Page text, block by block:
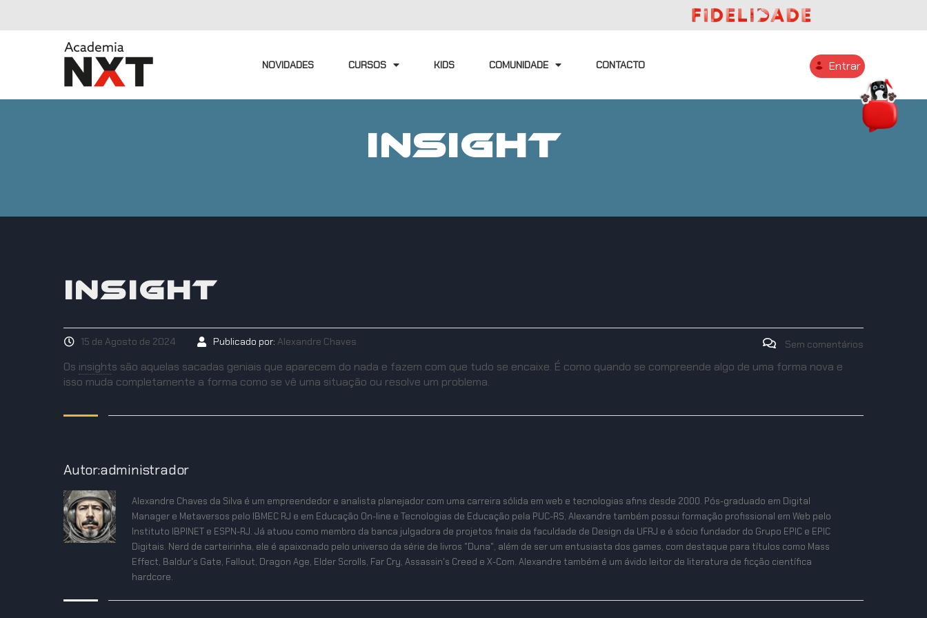
NOVIDADES CURSOS KIDS COMUNIDADE CONTACTO Entrar
INSIGHT
INSIGHT
15 de Agosto de 2024 Publicado por: Alexandre Chaves Sem comentários
Os insights são aquelas sacadas geniais que aparecem do nada e fazem com que tudo se encaixe. É como quando se compreende algo de uma forma nova e
isso muda completamente a forma como se vê uma situação ou resolve um problema.
Autor:administrador
Alexandre Chaves da Silva é um empreendedor e analista planejador com uma carreira sólida em web e tecnologias afins desde 2000. Pós-graduado em Digital
Manager e Metaversos pelo IBMEC RJ e em Educação On-line e Tecnologias de Educação pela PUC-RS, Alexandre também possui formação profissional em Web pelo
Instituto IBPINET e ESPN-RJ. Já atuou como membro da banca julgadora de projetos finais da faculdade de Design da UFRJ e é sócio fundador do Grupo EPIC e EPIC
Digitais. Nerd de carteirinha, ele é apaixonado pelo universo da série de livros "Duna", além de ser um entusiasta dos games, com destaque para títulos como Mass
Effect, Baldur's Gate, Fallout, Dragon Age, Elder Scrolls, Far Cry, Assassin's Creed e X-Com. Alexandre também é um ávido leitor de literatura de ficção científica
hardcore.